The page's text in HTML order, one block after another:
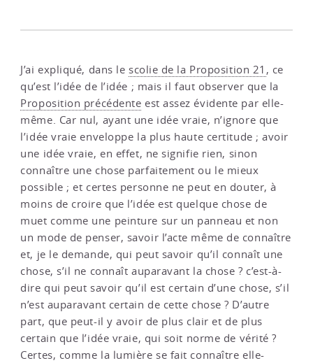
J’ai expliqué, dans le scolie de la Proposition 21 , ce
qu’est l’idée de l’idée ; mais il faut observer que la
Proposition précédente est assez évidente par elle-
même. Car nul, ayant une idée vraie, n’ignore que
l’idée vraie enveloppe la plus haute certitude ; avoir
une idée vraie, en effet, ne signifie rien, sinon
connaître une chose parfaitement ou le mieux
possible ; et certes personne ne peut en douter, à
moins de croire que l’idée est quelque chose de
muet comme une peinture sur un panneau et non
un mode de penser, savoir l’acte même de connaître
et, je le demande, qui peut savoir qu’il connaît une
chose, s’il ne connaît auparavant la chose ? c’est-à-
dire qui peut savoir qu’il est certain d’une chose, s’il
n’est auparavant certain de cette chose ? D’autre
part, que peut-il y avoir de plus clair et de plus
certain que l’idée vraie, qui soit norme de vérité ?
Certes, comme la lumière se fait connaître elle-